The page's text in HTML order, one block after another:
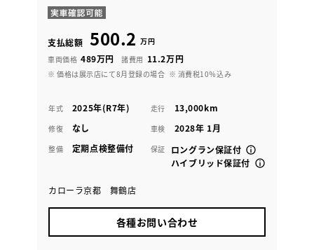
支払総額 500.2 万円
車両価格 489万円 諸費用 11.2万円
※ 価格は展示店にて8月登録の場合 ※ 消費税10％込み
年式 2025年(R7年) 走行 13,000km
修復 なし 車検 2028年 1月
整備 定期点検整備付 保証
ロングラン保証付
ハイブリッド保証付
カローラ京都 舞鶴店
各種お問い合わせ